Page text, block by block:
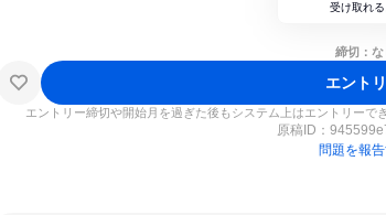
受け取れ
締切：な
エント
エントリー締切や開始月を過ぎた後もシステム上はエントリーで
原稿ID：
問題を報